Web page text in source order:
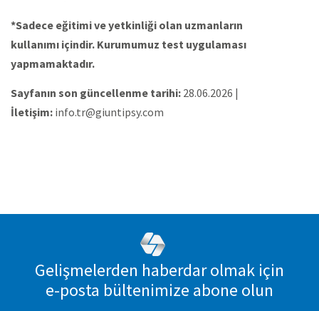
*Sadece eğitimi ve yetkinliği olan uzmanların
kullanımı içindir. Kurumumuz test uygulaması
yapmamaktadır.
Sayfanın son güncellenme tarihi: 28.06.2026 |
İletişim: info.tr@giuntipsy.com
Gelişmelerden haberdar olmak için
e-posta bültenimize abone olun